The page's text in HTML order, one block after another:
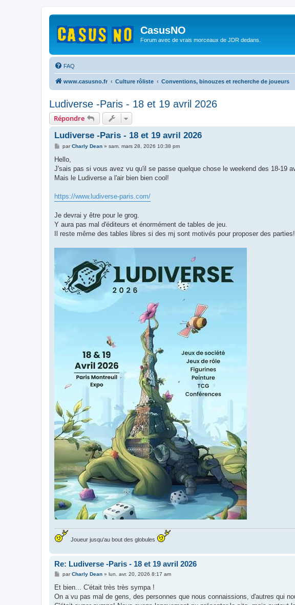
CasusNO
Forum avec de vrais morceaux de JDR dedans.
FAQ
www.casusno.fr Culture rôliste Conventions, binouzes et recherche de joueurs
Ludiverse -Paris - 18 et 19 avril 2026
Répondre
Ludiverse -Paris - 18 et 19 avril 2026
M
s
a
g
parCharly Dean» sam. mars 28, 2026 10:38 pm
Hello,
J'sais pas si vous avez vu qu'il se passe quelque chose le weekend des 18-19
Mais le Ludiverse a l'air bien bien cool!
https://www.ludiverse-paris.com/
Je devrai y être pour le grog.
Y aura pas mal d'éditeurs et énormément de tables de jeu.
Il reste même des tables libres si des mj sont motivés pour proposer des parties!
Joueur jusqu'au bout des globules
Re: Ludiverse -Paris - 18 et 19 avril 2026
M
s
a
parCharly Dean» lun. avr. 20, 2026 8:17 am
Et bien... C'était très très sympa !
On a vu pas mal de gens, des personnes que nous connaissions, d'autres qui